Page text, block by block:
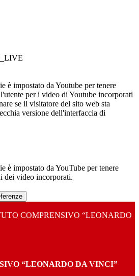
è impostato da Youtube per tenere
per i video di Youtube incorporati
se il visitatore del sito web sta
versione dell'interfaccia di
è impostato da YouTube per tenere
dei video incorporati.
COMPRENSIVO “LEONARDO
“LEONARDO DA VINCI”